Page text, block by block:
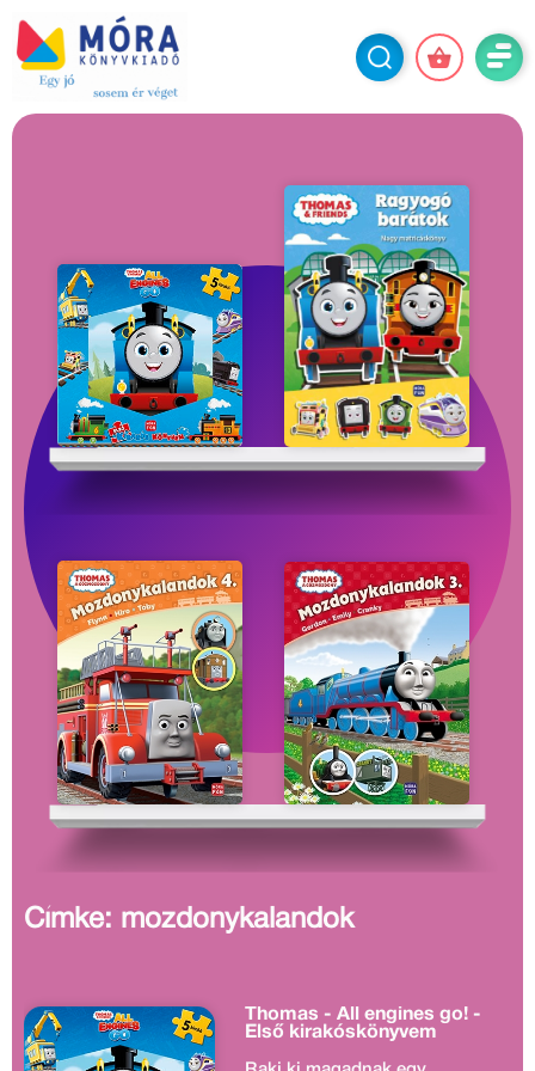
Címke: mozdonykalandok
Thomas - All engines go! -
Első kirakóskönyvem